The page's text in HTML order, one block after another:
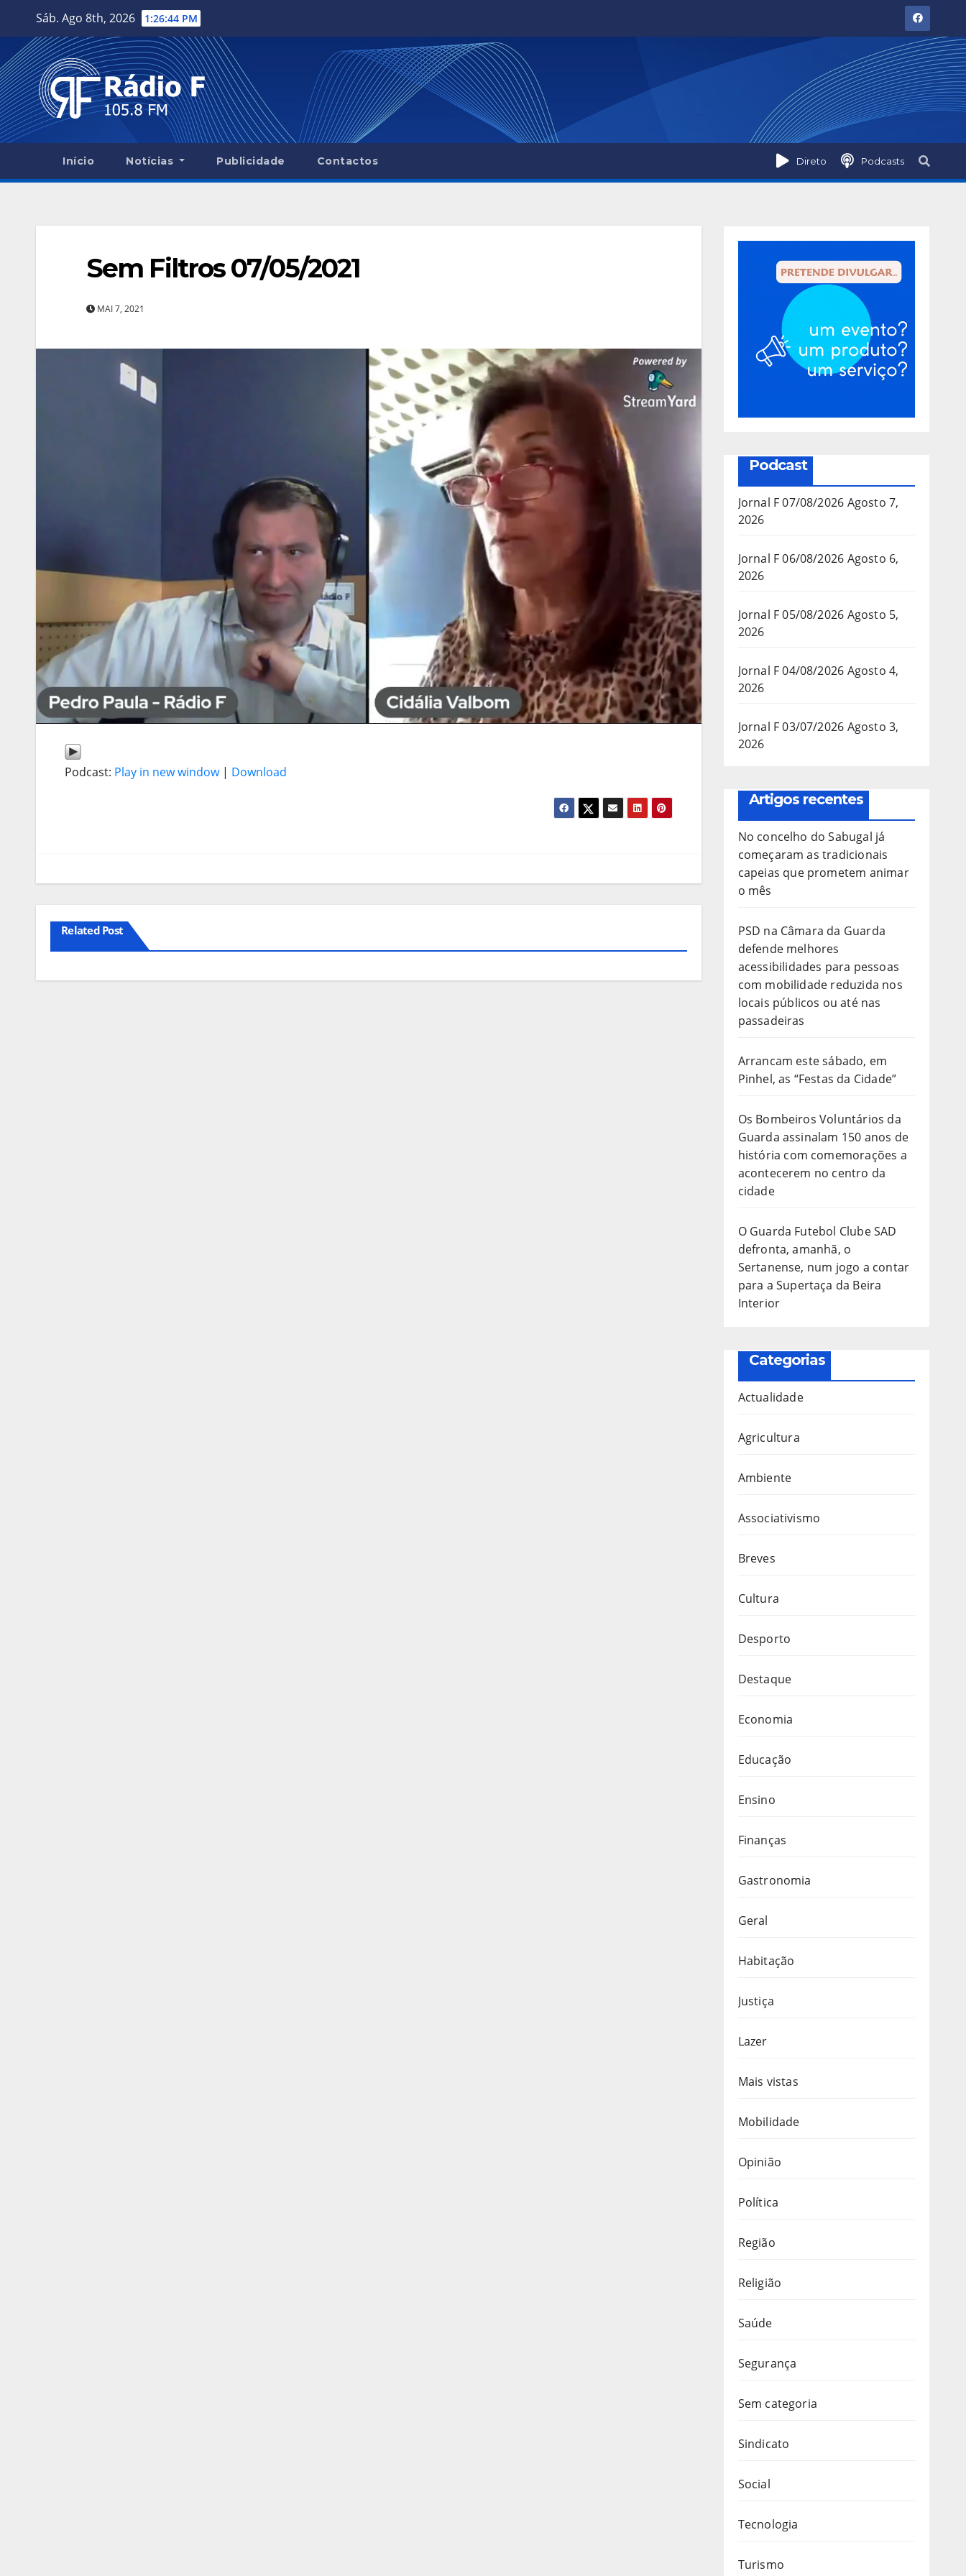
content
Sáb. Ago 8th, 2026 1:26:46 PM
Direto Podcasts
Início Notícias Publicidade Contactos
Sem Filtros 07/05/2021
MAI 7, 2021
Podcast: Play in new window| Download
Related Post
Podcast
Jornal F 07/08/2026 Agosto 7,
2026
Jornal F 06/08/2026 Agosto 6,
2026
Jornal F 05/08/2026 Agosto 5,
2026
Jornal F 04/08/2026 Agosto 4,
2026
Jornal F 03/07/2026 Agosto 3,
2026
Artigos recentes
No concelho do Sabugal já
começaram as tradicionais
capeias que prometem animar
o mês
PSD na Câmara da Guarda
defende melhores
acessibilidades para pessoas
com mobilidade reduzida nos
locais públicos ou até nas
passadeiras
Arrancam este sábado, em
Pinhel, as “Festas da Cidade”
Os Bombeiros Voluntários da
Guarda assinalam 150 anos de
história com comemorações a
acontecerem no centro da
cidade
O Guarda Futebol Clube SAD
defronta, amanhã, o
Sertanense, num jogo a contar
para a Supertaça da Beira
Interior
Categorias
Actualidade
Agricultura
Ambiente
Associativismo
Breves
Cultura
Desporto
Destaque
Economia
Educação
Ensino
Finanças
Gastronomia
Geral
Habitação
Justiça
Lazer
Mais vistas
Mobilidade
Opinião
Política
Região
Religião
Saúde
Segurança
Sem categoria
Sindicato
Social
Tecnologia
Turismo